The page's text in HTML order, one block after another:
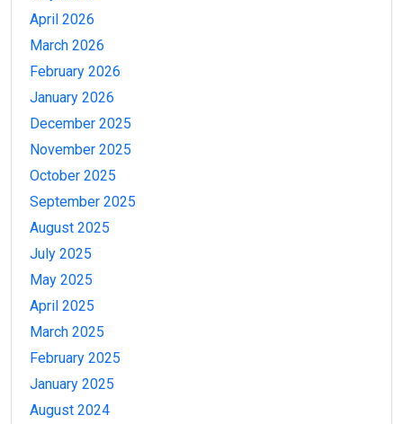
April 2026
March 2026
February 2026
January 2026
December 2025
November 2025
October 2025
September 2025
August 2025
July 2025
May 2025
April 2025
March 2025
February 2025
January 2025
August 2024